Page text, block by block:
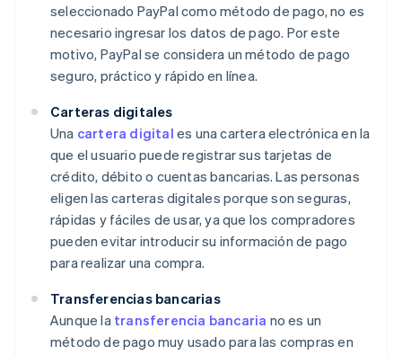
seleccionado PayPal como método de pago, no es
necesario ingresar los datos de pago. Por este
motivo, PayPal se considera un método de pago
seguro, práctico y rápido en línea.
Carteras digitales
Una cartera digital es una cartera electrónica en la
que el usuario puede registrar sus tarjetas de
crédito, débito o cuentas bancarias. Las personas
eligen las carteras digitales porque son seguras,
rápidas y fáciles de usar, ya que los compradores
pueden evitar introducir su información de pago
para realizar una compra.
Transferencias bancarias
Aunque la transferencia bancaria no es un
método de pago muy usado para las compras en